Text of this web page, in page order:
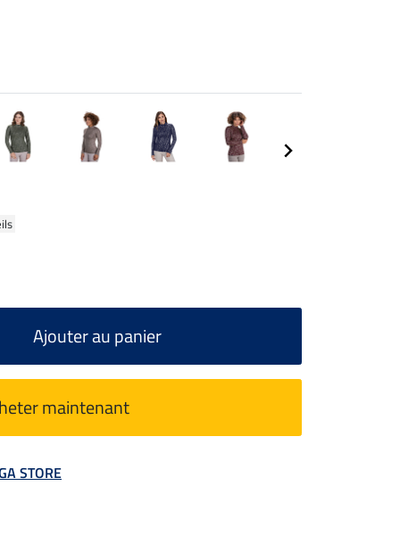
Ajouter au panier
maintenant
STORE